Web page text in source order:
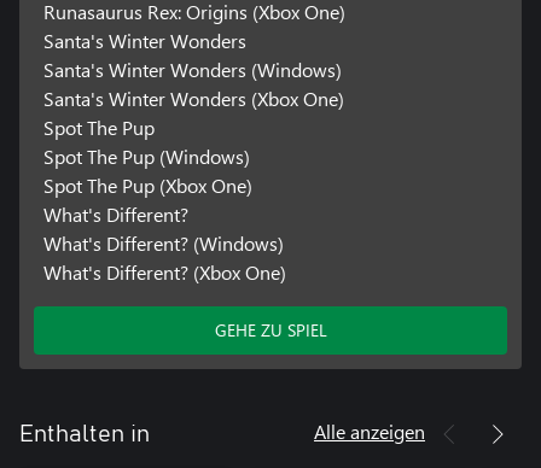
Runasaurus Rex: Origins (Xbox One)
Santa's Winter Wonders
Santa's Winter Wonders (Windows)
Santa's Winter Wonders (Xbox One)
Spot The Pup
Spot The Pup (Windows)
Spot The Pup (Xbox One)
What's Different?
What's Different? (Windows)
What's Different? (Xbox One)
GEHE ZU SPIEL
Enthalten in Alle anzeigen